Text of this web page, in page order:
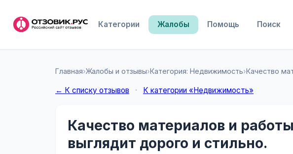
Категории Жалобы Помощь Поиск
Главная›Жалобы и отзывы›Категория: Недвижимость›Качество
← К списку отзывов · К категории «Недвижимость»
Качество материалов и
выглядит дорого и стильно.